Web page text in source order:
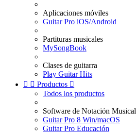
Aplicaciones móviles
Guitar Pro iOS/Android
Partituras musicales
MySongBook
Clases de guitarra
Play Guitar Hits
  Productos 
Todos los productos
Software de Notación Musical
Guitar Pro 8 Win/macOS
Guitar Pro Educación